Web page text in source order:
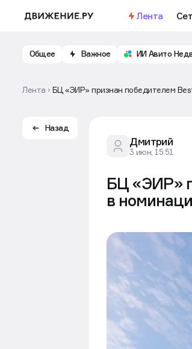
Лента
Общее Важное ИИ Авито
Лента БЦ «ЭИР» признан победителем
Назад
Дмитрий
3 июн, 15:51
БЦ «ЭИР»
в